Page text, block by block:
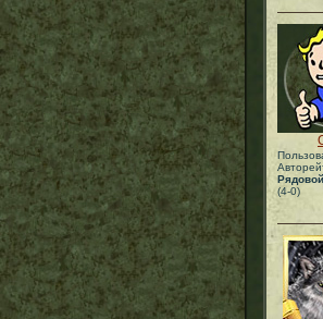
Рядовой
(4-0)